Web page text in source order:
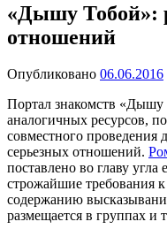
«Дышу Тобой»:
отношений
Опубликовано 06.06.2016
Портал знакомств «Дышу
аналогичных ресурсов,
совместного проведения
серьезных отношений.
поставлено во главу угла
строжайшие требования
содержанию
размещается в группах и